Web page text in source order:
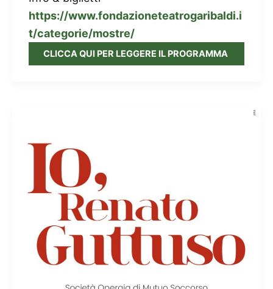
https://www.fondazioneteatrogaribaldi.i
t/categorie/mostre/
CLICCA QUI PER LEGGERE IL PROGRAMMA